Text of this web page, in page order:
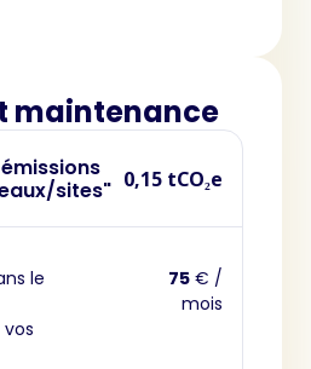
maintenance
sites" 0,15 tCO₂e
le
75 € /
mois